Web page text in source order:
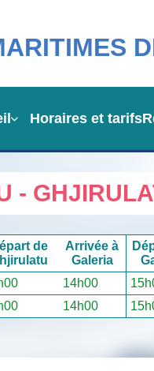
Horaires et tarifs
-
de
Arrivée à
Galeria
14h00
14h00